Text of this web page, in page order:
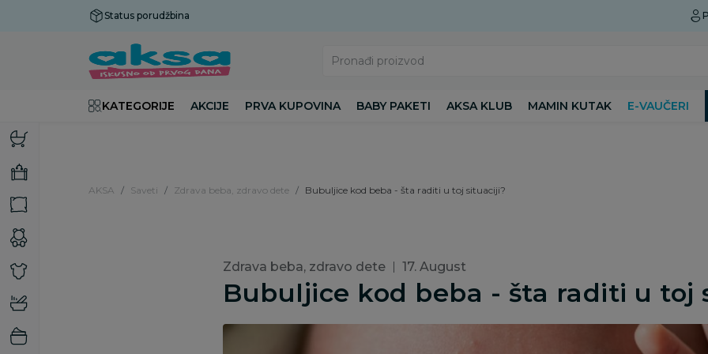
Status porudžbina
Pronađi proizvod
KATEGORIJE AKCIJE PRVA KUPOVINA BABY PAKETI AKSA KLUB MAMIN KUTAK E-VAUČERI
AKSA Saveti Zdrava beba, zdravo dete Bubuljice kod beba - šta raditi u toj situaciji?
Zdrava beba, zdravo dete 17. August
Bubuljice kod beba - šta raditi u toj